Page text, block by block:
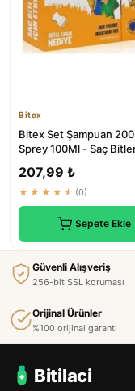
Bitex
Bitex Set Şampuan
Sprey 100Ml - Saç
207,99 ₺
★★★★★ (0)
Sepete Ekle
Güvenli Alışveriş
256-bit SSL koruması
Orijinal Ürünler
%100 orijinal garanti
Bitilaci